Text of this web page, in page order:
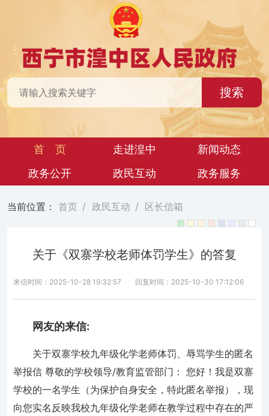
搜索
首 页 走进湟中
新闻动态
政务公开
政民互动 政务服务
当前位置： 首页 / 政民互动 / 区长信箱
关于《双寨学校老师体罚学生》的答复
来信时间：2025-10-28 19:32:57 回复时间：2025-10-30 17:12:06
网友的来信:
关于双寨学校九年级化学老师体罚、辱骂学生的匿名
举报信 尊敬的学校领导/教育监管部门： 您好！我是双寨
学校的一名学生（为保护自身安全，特此匿名举报），现
向您实名反映我校九年级化学老师在教学过程中存在的严